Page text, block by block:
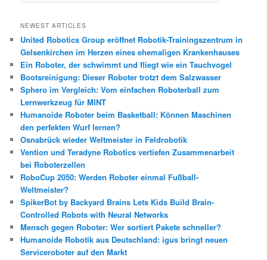
h
n
NEWEST ARTICLES
United Robotics Group eröffnet Robotik-Trainingszentrum in
Gelsenkirchen im Herzen eines ehemaligen Krankenhauses
Ein Roboter, der schwimmt und fliegt wie ein Tauchvogel
Bootsreinigung: Dieser Roboter trotzt dem Salzwasser
Sphero im Vergleich: Vom einfachen Roboterball zum
Lernwerkzeug für MINT
Humanoide Roboter beim Basketball: Können Maschinen
den perfekten Wurf lernen?
Osnabrück wieder Weltmeister in Feldrobotik
Vention und Teradyne Robotics vertiefen Zusammenarbeit
bei Roboterzellen
RoboCup 2050: Werden Roboter einmal Fußball-
Weltmeister?
SpikerBot by Backyard Brains Lets Kids Build Brain-
Controlled Robots with Neural Networks
Mensch gegen Roboter: Wer sortiert Pakete schneller?
Humanoide Robotik aus Deutschland: igus bringt neuen
Serviceroboter auf den Markt